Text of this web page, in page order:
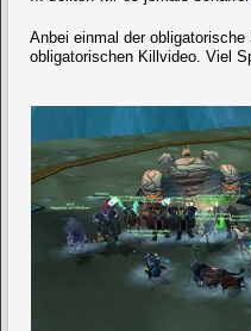
Anbei einmal der
obligatorischen Killvideo. Viel